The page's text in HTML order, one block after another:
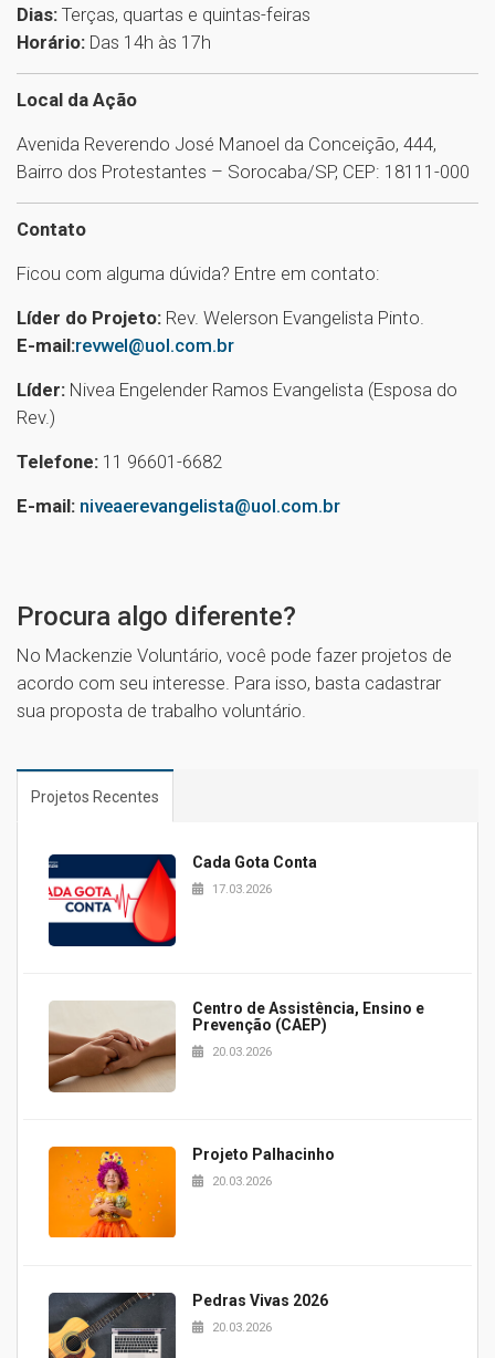
Dias: Terças, quartas e quintas-feiras
Horário: Das 14h às 17h
Local da Ação
Avenida Reverendo José Manoel da Conceição, 444,
Bairro dos Protestantes – Sorocaba/SP, CEP: 18111-000
Contato
Ficou com alguma dúvida? Entre em contato:
Líder do Projeto: Rev. Welerson Evangelista Pinto.
E-mail:revwel@uol.com.br
Líder: Nivea Engelender Ramos Evangelista (Esposa do
Rev.)
Telefone: 11 96601-6682
E-mail: niveaerevangelista@uol.com.br
Procura algo diferente?
No Mackenzie Voluntário, você pode fazer projetos de
acordo com seu interesse. Para isso, basta cadastrar
sua proposta de trabalho voluntário.
Projetos Recentes
Cada Gota Conta
17.03.2026
Centro de Assistência, Ensino e
Prevenção (CAEP)
20.03.2026
Projeto Palhacinho
20.03.2026
Pedras Vivas 2026
20.03.2026